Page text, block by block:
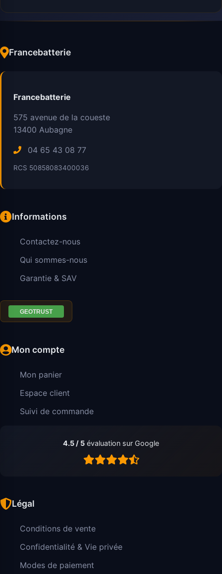
Francebatterie
Francebatterie
575 avenue de la coueste
13400 Aubagne
04 65 43 08 77
RCS 50858083400036
Informations
Contactez-nous
Qui sommes-nous
Garantie & SAV
Mon compte
Mon panier
Espace client
Suivi de commande
4.5 / 5 évaluation sur Google
Légal
Conditions de vente
Confidentialité & Vie privée
Modes de paiement